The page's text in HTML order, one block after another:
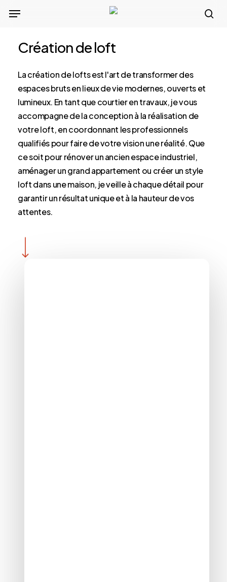
content
Menu
Création de loft
La création de lofts est l'art de transformer des
espaces bruts en lieux de vie modernes, ouverts et
lumineux. En tant que courtier en travaux, je vous
accompagne de la conception à la réalisation de
votre loft, en coordonnant les professionnels
qualifiés pour faire de votre vision une réalité. Que
ce soit pour rénover un ancien espace industriel,
aménager un grand appartement ou créer un style
loft dans une maison, je veille à chaque détail pour
garantir un résultat unique et à la hauteur de vos
attentes.